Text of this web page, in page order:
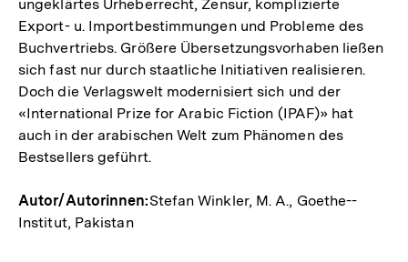
ungeklärtes Urheberrecht, Zensur, komplizierte
Export- u. Importbestimmungen und Probleme des
Buchvertriebs. Größere Übersetzungsvorhaben ließen
sich fast nur durch staatliche Initia­­tiven realisieren.
Doch die Verlagswelt modernisiert sich und der
«International Prize for Arabic Fiction (IPAF)» hat
auch in der arabischen Welt zum Phänomen des
Bestsellers geführt.
Autor/Autorinnen:Stefan Winkler, M. A., Goethe-­
Institut, Pakistan